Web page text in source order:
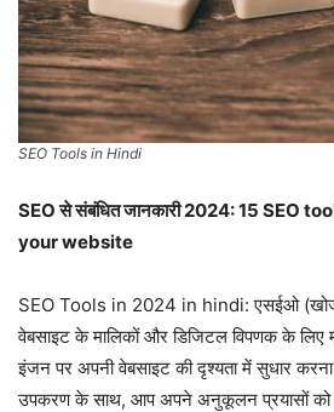
SEO Tools in Hindi
SEO से संबंधित जानकारी 2024: 15 SEO
your website
SEO Tools in 2024 in hindi: एसईओ
वेबसाइट के मालिकों और डिजिटल विपणक के लिए
इंजन पर अपनी वेबसाइट की दृश्यता में सुधार
उपकरण के साथ, आप अपने अनुकूलन प्रयासों को